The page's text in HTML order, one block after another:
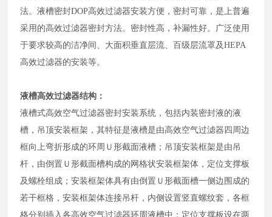
法。液槽密封DOP高效过滤器安装方便，密封可靠，是上普遍
采用的高效过滤器密封方法。密封性高，补漏性好。广泛使用
于要求较高的洁净间、大面积垂直层流、百级层流罩及HEPA
高效过滤器的安装等。
液槽高效过滤器结构：
液槽式高效空气过滤器密封安装系统，包括内装密封液的液
槽，吊顶安装框架，其特征是液槽是由高效空气过滤器四周边
框向上弯折形成的环周Ｕ形截面液槽；吊顶安装框架是由吊
杆，由倒置Ｕ形截面槽构成的网格状安装框架体，定位支撑板
及螺栓组成；安装框架体具有由倒置Ｕ形截面槽一侧边围成的
若干框格，安装框架体连接吊杆，内侧设置竖直螺纹套，各框
格分别插入各高效空气过滤器环周液槽中；定位支撑板设在两